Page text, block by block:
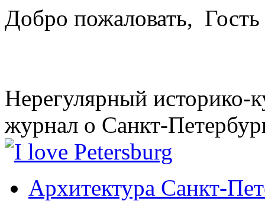
Добро пожаловать, Гость
Нерегулярный историко-
журнал о Санкт-
Архитектура Санкт-